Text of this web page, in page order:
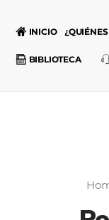
INICIO
BIBLIOTECA